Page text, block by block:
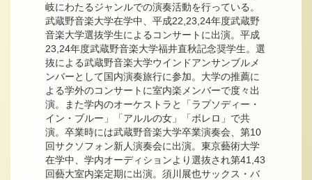
岐にわたるジャンルでの演奏活動を行っている。
武蔵野音楽大学在学中、平成22,23,24年度武蔵野
音楽大学選抜学生によるコンサートに出演。平成
23,24年度武蔵野音楽大学福井直秋記念奨学生。選
抜による武蔵野音楽大学ウインドアンサンブルメ
ンバーとして国内演奏旅行に参加。大学の推薦に
よる学外のコンサートに室内楽メンバーで度々出
演。また学内のオーケストラと「ラプソディー・
イン・ブルー」「アルルの女」「ボレロ」で共
演。卒業時には武蔵野音楽大学卒業演奏会、第10
回サクソフォン新人演奏会に出演。東京藝術大学
在学中、学内オーディションより選抜され第41,43
回藝大室内楽定期に出演。須川展也サックス・バ